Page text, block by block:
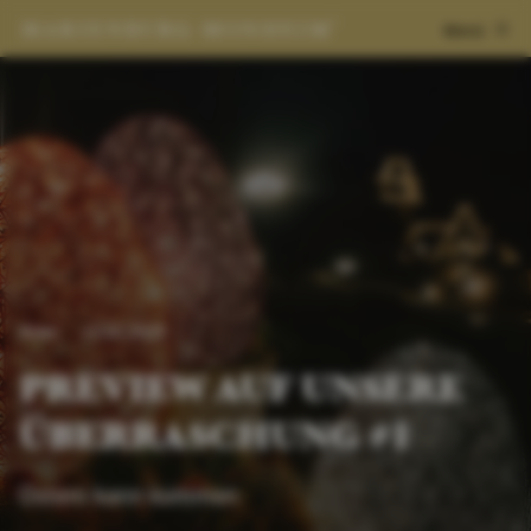
News
PREVIEW AUF UNSERE
ÜBERRASCHUNG #1
Ostern kann kommen